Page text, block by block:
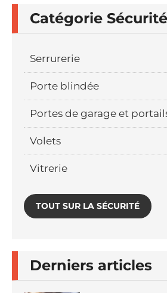
Catégorie Sécurité
Serrurerie
Porte blindée
Portes de garage et
Volets
Vitrerie
TOUT SUR LA SÉCURITÉ
Derniers articles